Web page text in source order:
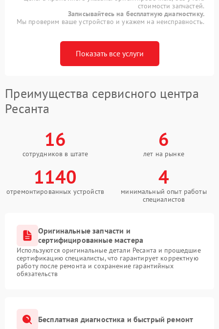
стоимости запчастей.
Записывайтесь на бесплатную диагностику.
Мы проверим ваше устройство и укажем на неисправность.
Показать все услуги
Преимущества сервисного центра
Ресанта
16
сотрудников в штате
6
лет на рынке
1140
отремонтированных устройств
4
минимальный опыт работы
специалистов
Оригинальные запчасти и
сертифицированные мастера
Используются оригинальные детали Ресанта и прошедшие
сертификацию специалисты, что гарантирует корректную
работу после ремонта и сохранение гарантийных
обязательств
Бесплатная диагностика и быстрый ремонт